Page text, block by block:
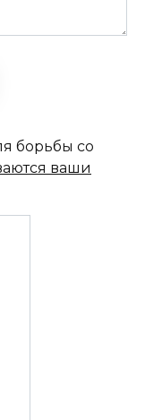
борьбы со
ваши